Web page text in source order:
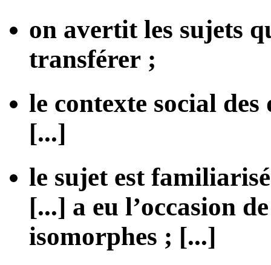
on avertit les sujets
transférer ;
le contexte social
[...]
le sujet est
[...] a eu l’occasion
isomorphes ; [...]